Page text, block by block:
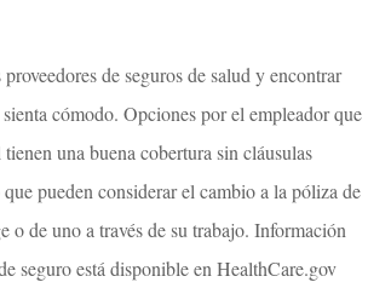
de seguros de salud y encontrar
cómodo. Opciones por el empleador que
una buena cobertura sin cláusulas
pueden considerar el cambio a la póliza de
o de uno a través de su trabajo. Información
seguro está disponible en HealthCare.gov